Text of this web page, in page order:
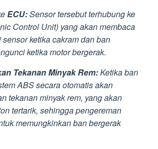
ECU:Sensor tersebut terhubung ke
Control Unit) yang akan membaca
ketika cakram dan ban
ketika motor bergerak.
Tekanan Minyak Rem:Ketika ban
ABS secara otomatis akan
tekanan minyak rem, yang akan
tertarik, sehingga pengereman
memungkinkan ban bergerak